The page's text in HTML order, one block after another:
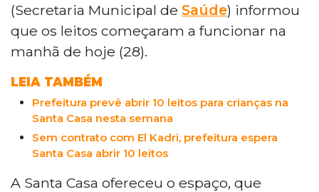
(Secretaria Municipal de Saúde) informou
que os leitos começaram a funcionar na
manhã de hoje (28).
LEIA TAMBÉM
Prefeitura prevê abrir 10 leitos para crianças na
Santa Casa nesta semana
Sem contrato com El Kadri, prefeitura espera
Santa Casa abrir 10 leitos
A Santa Casa ofereceu o espaço, que